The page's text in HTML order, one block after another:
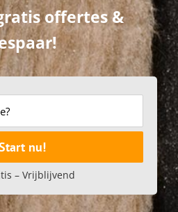
offertes &
nu!
– Vrijblijvend